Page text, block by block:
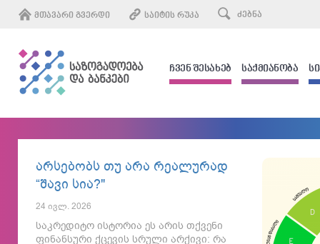
ᲛᲗᲐᲕᲐᲠᲘ ᲒᲕᲔᲠᲓᲘ ᲡᲐᲘᲢᲘᲡ ᲠᲣᲙᲐ
ᲩᲕᲔᲜ ᲨᲔᲡᲐᲮᲔᲑ ᲡᲐᲥᲛᲘᲐᲜᲝᲑᲐ
არსებობს თუ არა რეალურად
“შავი სია?"
24 ივლ. 2026
საკრედიტო ისტორია ეს არის თქვენი
ფინანსური ქცევის სრული არქივი: რა